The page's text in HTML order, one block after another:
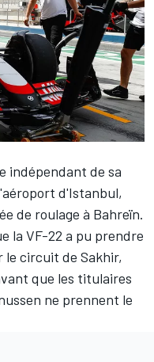
indépendant de sa
d'Istanbul,
de roulage à Bahreïn.
la VF-22 a pu prendre
le circuit de Sakhir,
que les titulaires
ne prennent le